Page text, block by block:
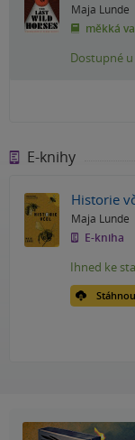
Maja Lunde
měkká
Dostupné
E-knihy
Historie
Maja Lunde
E-kniha
Ihned ke